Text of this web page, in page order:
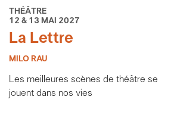
THÉÂTRE
12 & 13 MAI 2027
La Lettre
MILO RAU
Les meilleures scènes de théâtre se
jouent dans nos vies